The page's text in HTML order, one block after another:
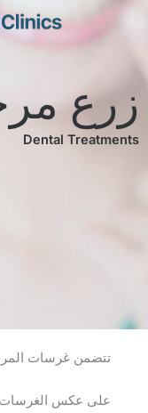
مرحلة
Dental
غرسات المرحلة الواحدة
الغرسات ذات